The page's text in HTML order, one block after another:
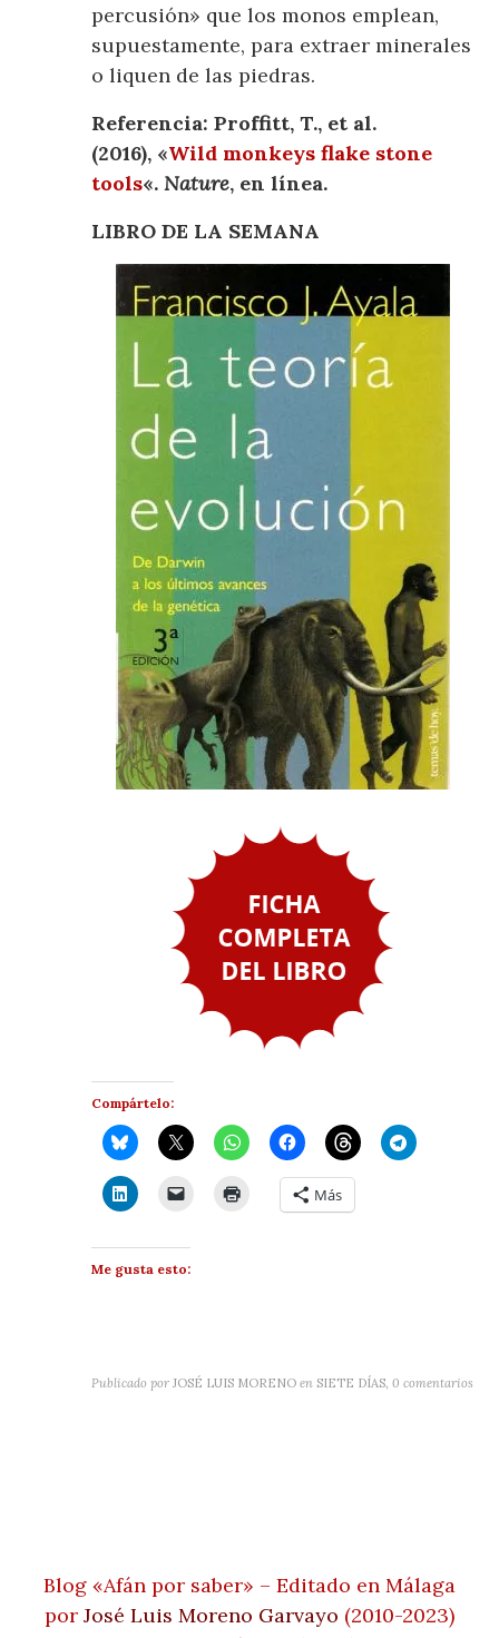
percusión» que los monos emplean,
supuestamente, para extraer minerales
o liquen de las piedras.
Referencia: Proffitt, T., et al.
(2016), «Wild monkeys flake stone
tools«.Nature, en línea.
LIBRO DE LA SEMANA
Compártelo:
Más
Me gusta esto:
Publicado por JOSÉ LUIS MORENO en SIETE DÍAS ,0 comentarios
Blog «Afán por saber» – Editado en Málaga
por José Luis Moreno Garvayo (2010-2023)